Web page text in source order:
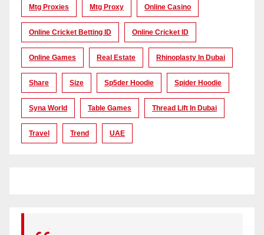
Mtg Proxies Mtg Proxy Online Casino
Online Cricket Betting ID Online Cricket ID
Online Games Real Estate Rhinoplasty In Dubai
Share Size Sp5der Hoodie Spider Hoodie
Syna World Table Games Thread Lift In Dubai
Travel Trend UAE